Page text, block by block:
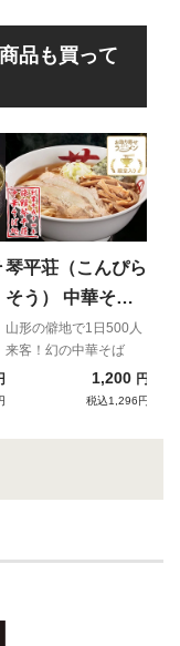
品も買って
琴平荘（こんぴら
そう） 中華そば
（あっさり）
山形の僻地で1日500人
来客！幻の中華そば
1,200 円
税込1,296円